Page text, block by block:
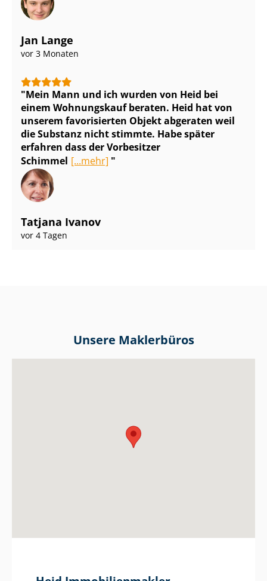
Jan Lange
vor 3 Monaten
Mein Mann und ich wurden von Heid bei
einem Wohnungskauf beraten. Heid hat von
unserem favorisierten Objekt abgeraten weil
die Substanz nicht stimmte. Habe später
erfahren dass der Vorbesitzer
Schimmel [...mehr]
Tatjana Ivanov
vor 4 Tagen
Unsere Maklerbüros